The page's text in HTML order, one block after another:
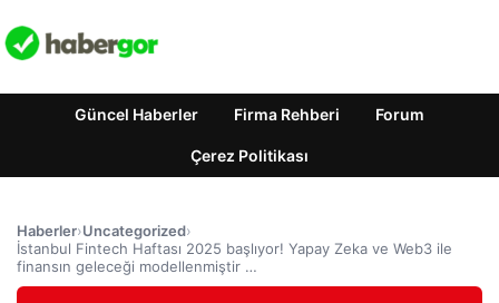
Güncel Haberler Firma Rehberi Forum
Çerez Politikası
Haberler›Uncategorized›
İstanbul Fintech Haftası 2025 başlıyor! Yapay Zeka ve Web3 ile
finansın geleceği modellenmiştir …